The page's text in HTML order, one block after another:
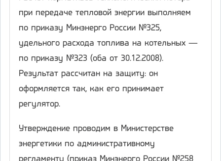
при передаче тепловой энергии выполняем
по приказу Минэнерго России №325,
удельного расхода топлива на котельных —
по приказу №323 (оба от 30.12.2008).
Результат рассчитан на защиту: он
оформляется так, как его принимает
регулятор.
Утверждение проводим в Министерстве
энергетики по административному